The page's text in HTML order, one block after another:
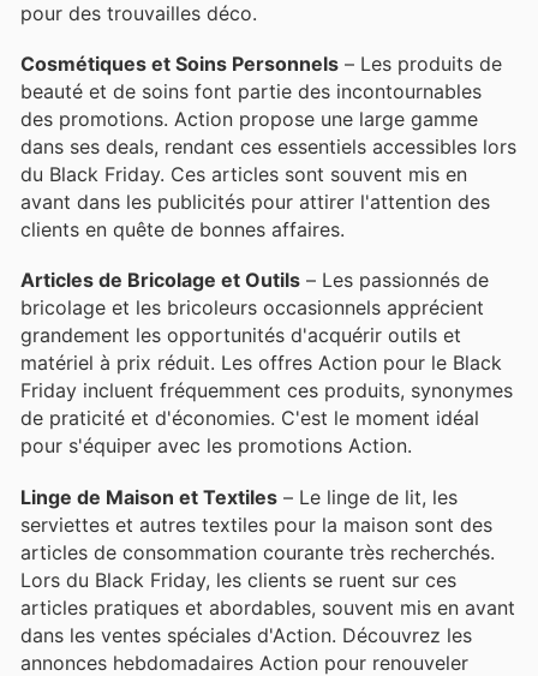
pour des trouvailles déco.
Cosmétiques et Soins Personnels – Les produits de
beauté et de soins font partie des incontournables
des promotions. Action propose une large gamme
dans ses deals, rendant ces essentiels accessibles lors
du Black Friday. Ces articles sont souvent mis en
avant dans les publicités pour attirer l'attention des
clients en quête de bonnes affaires.
Articles de Bricolage et Outils – Les passionnés de
bricolage et les bricoleurs occasionnels apprécient
grandement les opportunités d'acquérir outils et
matériel à prix réduit. Les offres Action pour le Black
Friday incluent fréquemment ces produits, synonymes
de praticité et d'économies. C'est le moment idéal
pour s'équiper avec les promotions Action.
Linge de Maison et Textiles – Le linge de lit, les
serviettes et autres textiles pour la maison sont des
articles de consommation courante très recherchés.
Lors du Black Friday, les clients se ruent sur ces
articles pratiques et abordables, souvent mis en avant
dans les ventes spéciales d'Action. Découvrez les
annonces hebdomadaires Action pour renouveler